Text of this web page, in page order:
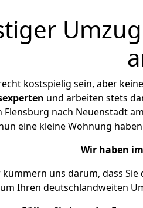
kostspielig sein, aber
und arbeiten stets
nach Neuenstadt
eine kleine Wohnung
Wir haben
kümmern uns darum, dass
Ihren deutschlandweiten